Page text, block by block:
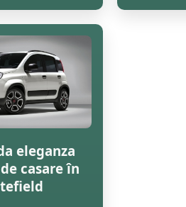
eleganza
casare în